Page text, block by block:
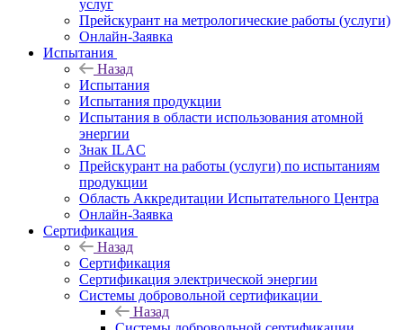
услуг
Прейскурант на метрологические работы (услуги)
Онлайн-Заявка
Испытания
Назад
Испытания
Испытания продукции
Испытания в области использования атомной
энергии
Знак ILAC
Прейскурант на работы (услуги) по испытаниям
продукции
Область Аккредитации Испытательного Центра
Онлайн-Заявка
Сертификация
Назад
Сертификация
Сертификация электрической энергии
Системы добровольной сертификации
Назад